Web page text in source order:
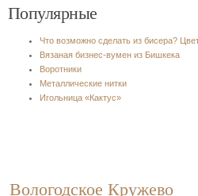
Популярные
Что возможно сделать из бисера?
Вязаная бизнес-вумен из Бишкека
Воротники
Металлические нитки
Игольница «Кактус»
Вологодское Кружево